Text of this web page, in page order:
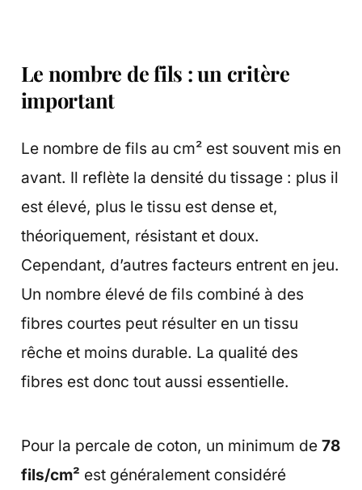
Le nombre de fils : un critère
important
Le nombre de fils au cm² est souvent mis en
avant. Il reflète la densité du tissage : plus il
est élevé, plus le tissu est dense et,
théoriquement, résistant et doux.
Cependant, d’autres facteurs entrent en jeu.
Un nombre élevé de fils combiné à des
fibres courtes peut résulter en un tissu
rêche et moins durable. La qualité des
fibres est donc tout aussi essentielle.
Pour la percale de coton, un minimum de 78
fils/cm² est généralement considéré